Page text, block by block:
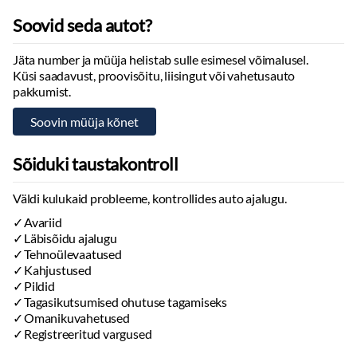
Alejandro Goyeneche
Soovid seda autot?
Jäta number ja müüja helistab sulle esimesel võimalusel.
Küsi saadavust, proovisõitu, liisingut või vahetusauto
pakkumist.
Sõiduki taustakontroll
Väldi kulukaid probleeme, kontrollides auto ajalugu.
Avariid
Läbisõidu ajalugu
Tehnoülevaatused
Kahjustused
Pildid
Tagasikutsumised ohutuse tagamiseks
Omanikuvahetused
Registreeritud vargused